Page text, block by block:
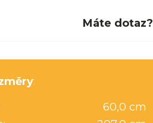
Máte dotaz?
:
60,0 cm